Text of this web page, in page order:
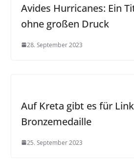
Avides Hurricanes: Ein
ohne großen Druck
28. September 2023
Auf Kreta gibt es für
Bronzemedaille
25. September 2023